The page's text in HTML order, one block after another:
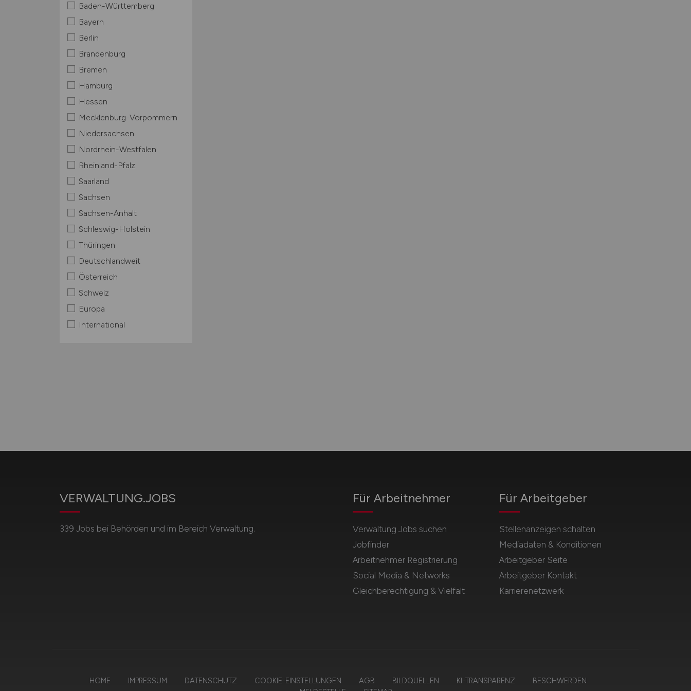
Baden-Württemberg
Bayern
Berlin
Brandenburg
Bremen
Hamburg
Hessen
Mecklenburg-Vorpommern
Niedersachsen
Nordrhein-Westfalen
Rheinland-Pfalz
Saarland
Sachsen
Sachsen-Anhalt
Schleswig-Holstein
Thüringen
Deutschlandweit
Österreich
Schweiz
Europa
International
VERWALTUNG.JOBS
339 Jobs bei Behörden und im Bereich Verwaltung.
Für Arbeitnehmer
Verwaltung Jobs suchen
Jobfinder
Arbeitnehmer Registrierung
Social Media & Networks
Gleichberechtigung & Vielfalt
Für Arbeitgeber
Stellenanzeigen schalten
Mediadaten & Konditionen
Arbeitgeber Seite
Arbeitgeber Kontakt
Karrierenetzwerk
HOME IMPRESSUM DATENSCHUTZ COOKIE-EINSTELLUNGEN AGB BILDQUELLEN KI-TRANSPARENZ
BESCHWERDEN